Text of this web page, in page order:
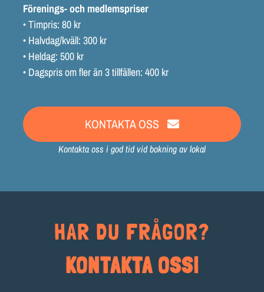
Förenings- och medlemspriser
• Timpris: 80 kr
• Halvdag/kväll: 300 kr
• Heldag: 500 kr
• Dagspris om fler än 3 tillfällen: 400 kr
KONTAKTA OSS
Kontakta oss i god tid vid bokning av lokal
HAR DU FRÅGOR?
KONTAKTA OSS!